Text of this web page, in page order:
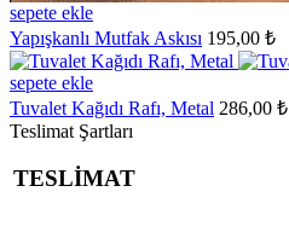
sepete ekle
Yapışkanlı Mutfak Askısı 195,00 ₺
sepete ekle
Tuvalet Kağıdı Rafı, Metal 286,00 ₺
Teslimat Şartları
TESLİMAT